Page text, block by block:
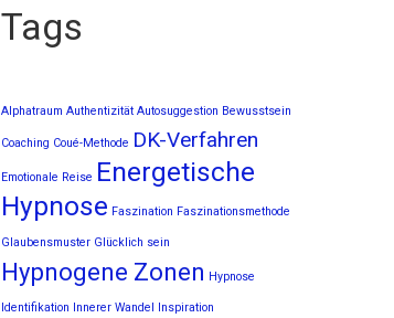
Tags
Alphatraum Authentizität Autosuggestion Bewusstsein
Coaching Coué-Methode DK-Verfahren
Emotionale Reise Energetische
Hypnose Faszination Faszinationsmethode
Glaubensmuster Glücklich sein
Hypnogene Zonen Hypnose
Identifikation Innerer Wandel Inspiration